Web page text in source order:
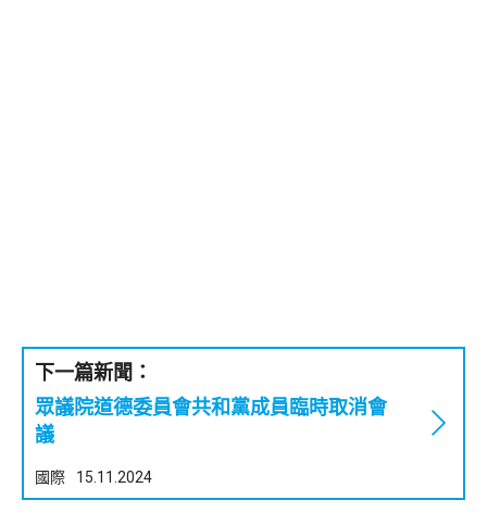
下一篇新聞：
眾議院道德委員會共和黨成員臨時取消會
議
國際 15.11.2024